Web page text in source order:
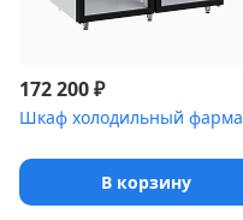
172 200₽
В корзину